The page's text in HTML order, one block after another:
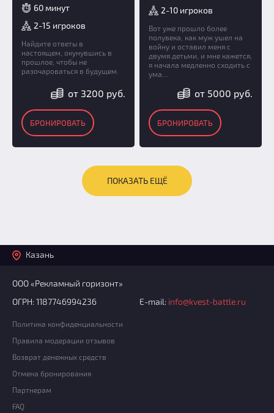
60 минут
2-15 игроков
Найдите ответы в
настоящем, окунувшись в
прошлое, чтобы не
разочароваться в будущем.
от 3200 руб.
БРОНИРОВАТЬ
2-10 игроков
Вот уже прошло более
полувека, как муж ушел на
войну и оставил меня с
двумя детьми, и мне кажется,
я начала медленно сходить с
ума…
от 5000 руб.
БРОНИРОВАТЬ
ПОКАЗАТЬ ЕЩЁ
Казань
ООО «Рекламный горизонт»
ОГРН: 1187746994236
E-mail: info@kvest-battle.ru
Политика конфиденциальности
Правила модерации отзывов
Возврат денежных средств
Отмена бронирования
Партнерам
FAQ